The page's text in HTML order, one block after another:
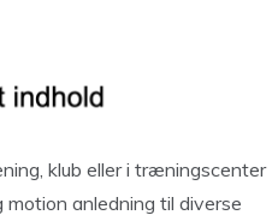
klub eller i træningscenter
anledning til diverse